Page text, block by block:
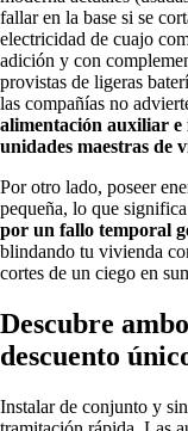
fallar en la base si se
electricidad de cuajo
adición y con
provistas de ligeras
las compañías no
alimentación auxiliar e
unidades maestras de
Por otro lado, poseer
pequeña, lo que
por un fallo temporal
blindando tu vivienda
cortes de un ciego en
Descubre
descuento
Instalar de conjunto y